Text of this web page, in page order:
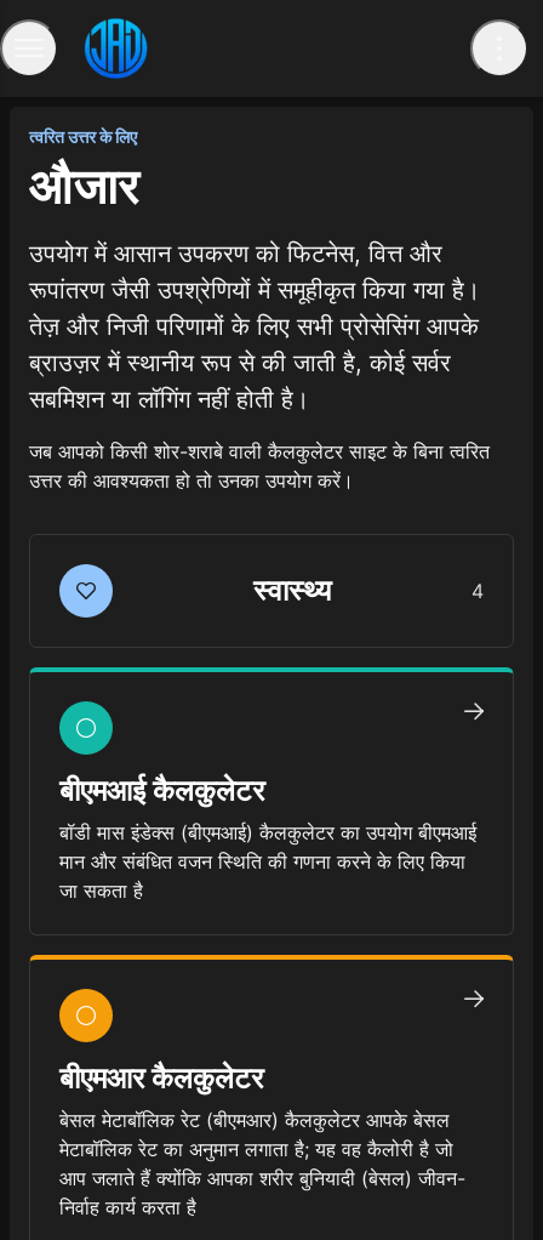
त्वरित उत्तर के लिए
औजार
उपयोग में आसान उपकरण को फिटनेस, वित्त और
रूपांतरण जैसी उपश्रेणियों में समूहीकृत किया गया है।
तेज़ और निजी परिणामों के लिए सभी प्रोसेसिंग आपके
ब्राउज़र में स्थानीय रूप से की जाती है, कोई सर्वर
सबमिशन या लॉगिंग नहीं होती है।
जब आपको किसी शोर-शराबे वाली कैलकुलेटर साइट के बिना त्वरित
उत्तर की आवश्यकता हो तो उनका उपयोग करें।
स्वास्थ्य 4
बीएमआई कैलकुलेटर
बॉडी मास इंडेक्स (बीएमआई) कैलकुलेटर का उपयोग बीएमआई
मान और संबंधित वजन स्थिति की गणना करने के लिए किया
जा सकता है
बीएमआर कैलकुलेटर
बेसल मेटाबॉलिक रेट (बीएमआर) कैलकुलेटर आपके बेसल
मेटाबॉलिक रेट का अनुमान लगाता है; यह वह कैलोरी है जो
आप जलाते हैं क्योंकि आपका शरीर बुनियादी (बेसल) जीवन-
निर्वाह कार्य करता है